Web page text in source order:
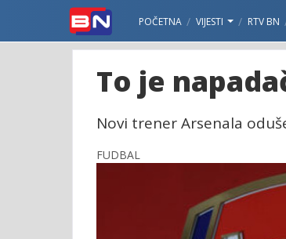
POČETNA VIJESTI RTV BN
To je
Novi trener Arsenala
FUDBAL